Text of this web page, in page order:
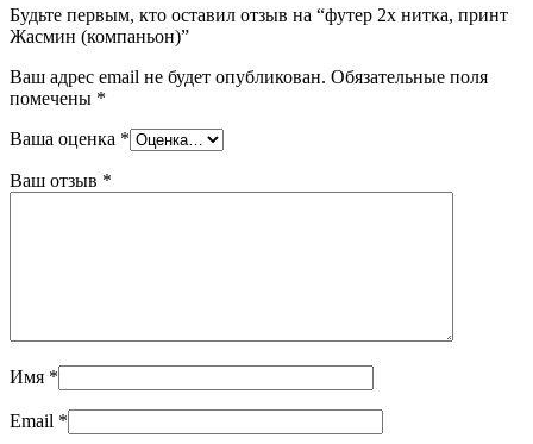
Будьте первым, кто оставил отзыв на “футер 2х нитка, принт
Жасмин (компаньон)”
Ваш адрес email не будет опубликован. Обязательные поля
помечены *
Ваша оценка *
Ваш отзыв *
Имя *
Email *